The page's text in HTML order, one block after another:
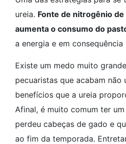
ureia. Fonte de nitrogênio
aumenta o consumo do
a energia e em consequência
Existe um medo muito
pecuaristas que acabam não
benefícios que a ureia
Afinal, é muito comum ter
perdeu cabeças de gado e
ao fim da temporada.